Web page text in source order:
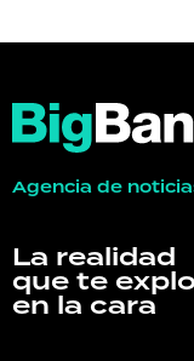
Agencia de
La realidad
que te
en la cara